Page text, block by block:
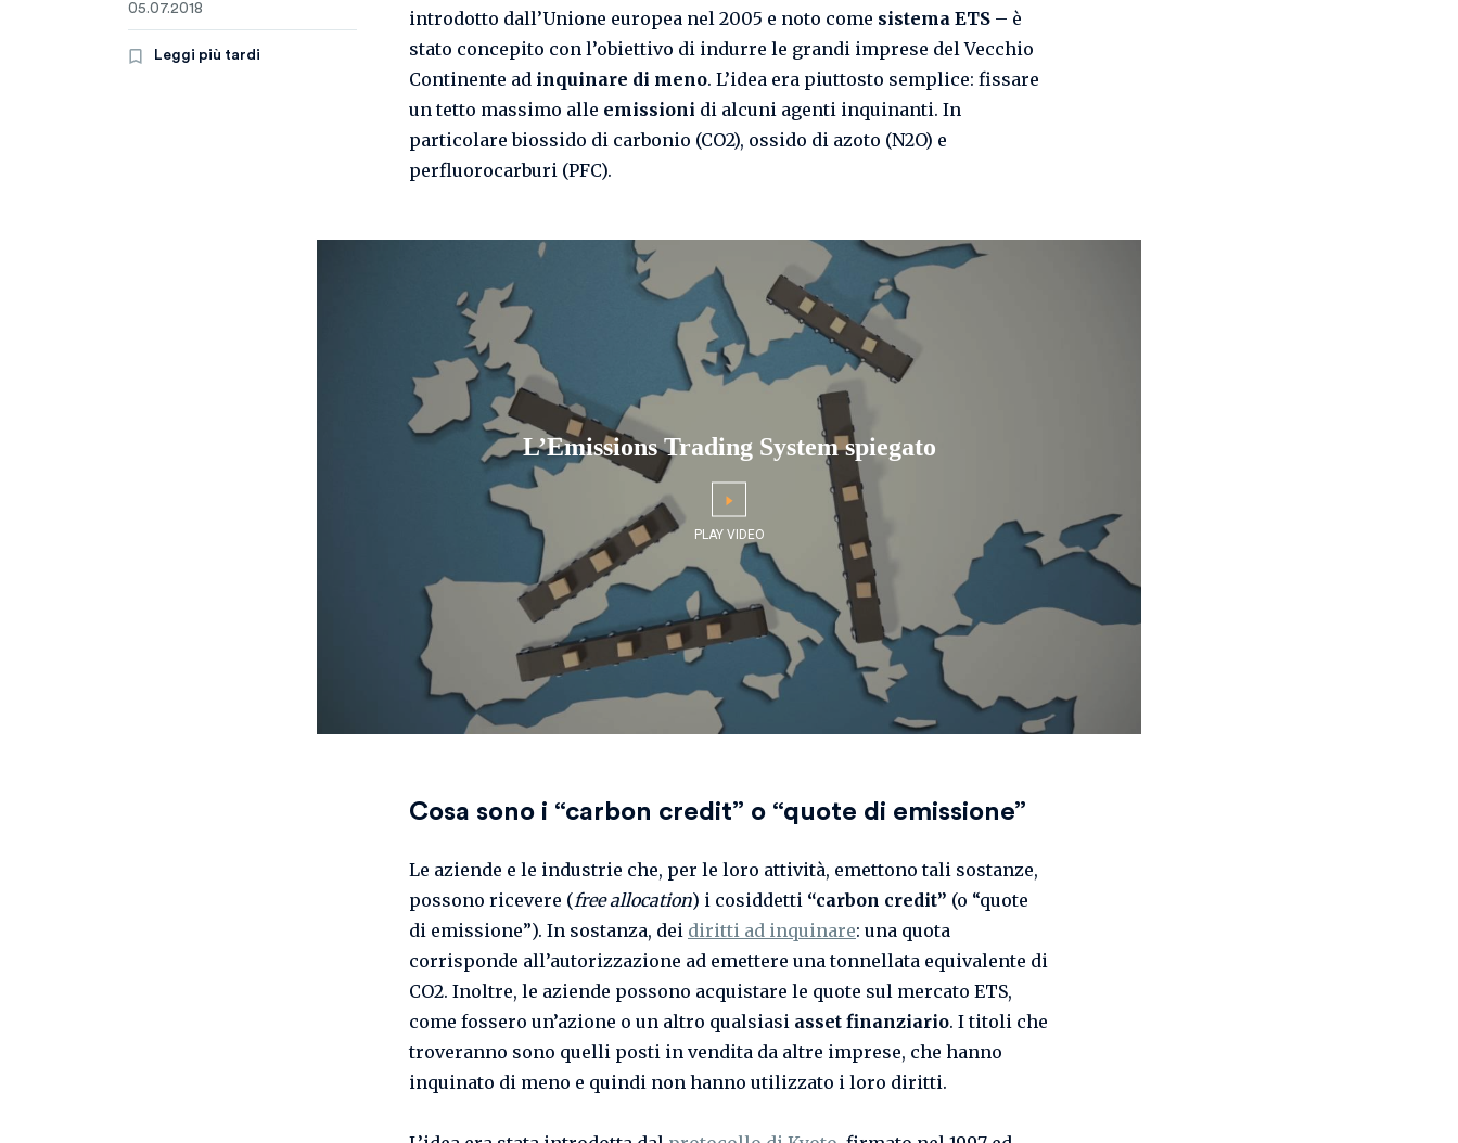
05.07.2018
Leggi più tardi
introdotto dall’Unione europea nel 2005 e noto come sistema ETS – è
stato concepito con l’obiettivo di indurre le grandi imprese del Vecchio
Continente ad inquinare di meno. L’idea era piuttosto semplice: fissare
un tetto massimo alle emissioni di alcuni agenti inquinanti. In
particolare biossido di carbonio (CO2), ossido di azoto (N2O) e
perfluorocarburi (PFC).
L’Emissions Trading System spiegato
Cosa sono i “carbon credit” o “quote di emissione”
Le aziende e le industrie che, per le loro attività, emettono tali sostanze,
possono ricevere (free allocation) i cosiddetti “carbon credit” (o “quote
di emissione”). In sostanza, dei diritti ad inquinare: una quota
corrisponde all’autorizzazione ad emettere una tonnellata equivalente di
CO2. Inoltre, le aziende possono acquistare le quote sul mercato ETS,
come fossero un’azione o un altro qualsiasi asset finanziario. I titoli che
troveranno sono quelli posti in vendita da altre imprese, che hanno
inquinato di meno e quindi non hanno utilizzato i loro diritti.